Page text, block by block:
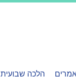
הלכה שבועית